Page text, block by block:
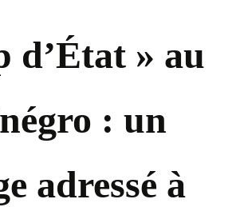
d’État » au
: un
adressé à